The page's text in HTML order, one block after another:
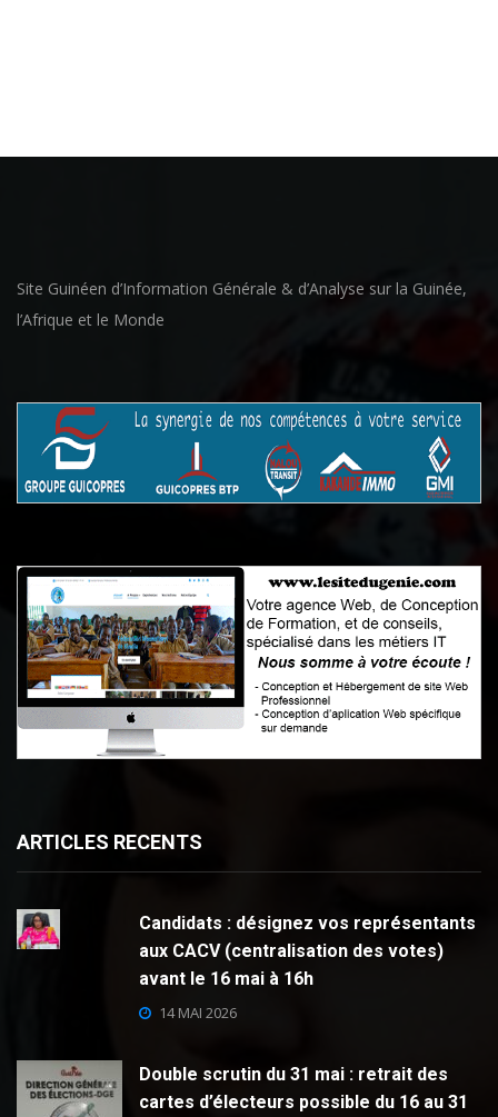
Site Guinéen d’Information Générale & d’Analyse sur la Guinée,
l’Afrique et le Monde
ARTICLES RECENTS
Candidats : désignez vos représentants
aux CACV (centralisation des votes)
avant le 16 mai à 16h
14 MAI 2026
Double scrutin du 31 mai : retrait des
cartes d’électeurs possible du 16 au 31